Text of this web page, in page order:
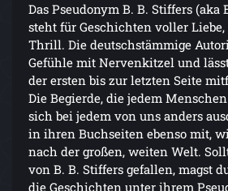
Das Pseudonym B. B. Stiffers (aka
steht für Geschichten voller
Thrill. Die deutschstämmige
Gefühle mit Nervenkitzel und
der ersten bis zur letzten Seite
Die Begierde, die jedem
sich bei jedem von uns anders
in ihren Buchseiten ebenso mit,
nach der großen, weiten Welt.
von B. B. Stiffers gefallen, magst
die Geschichten unter ihrem